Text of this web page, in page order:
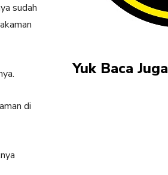
sudah
di
Yuk Baca Juga